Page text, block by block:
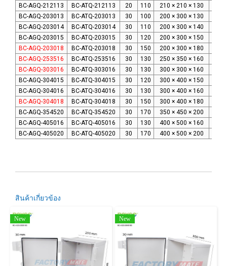
BC-AGQ-212113
BC-ATQ-212113 20 110 210 × 210 × 130
BC-AGQ-203013
BC-ATQ-203013 30 100 200 × 300 × 130
BC-AGQ-203014
BC-ATQ-203014 30 110 200 × 300 × 140
BC-AGQ-203015
BC-ATQ-203015 30 120 200 × 300 × 150
BC-AGQ-203018
BC-ATQ-203018 30 150 200 × 300 × 180
BC-AGQ-253516
BC-ATQ-253516 30 130 250 × 350 × 160
BC-AGQ-303016
BC-ATQ-303016 30 130 300 × 300 × 160
BC-AGQ-304015
BC-ATQ-304015 30 120 300 × 400 × 150
BC-AGQ-304016
BC-ATQ-304016 30 130 300 × 400 × 160
BC-AGQ-304018
BC-ATQ-304018 30 150 300 × 400 × 180
BC-AGQ-354520
BC-ATQ-354520 30 170 350 × 450 × 200
BC-AGQ-405016
BC-ATQ-405016 30 130 400 × 500 × 160
BC-AGQ-405020
BC-ATQ-405020 30 170 400 × 500 × 200
สินค้าเกี่ยวข้อง
New New